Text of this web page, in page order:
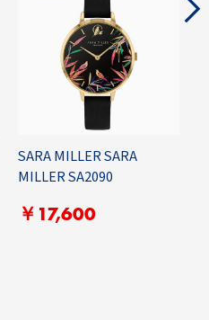
SARA MILLER SARA
MILLER SA2090
￥17,600